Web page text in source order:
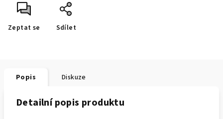
Zeptat se Sdílet
Popis Diskuze
Detailní popis produktu